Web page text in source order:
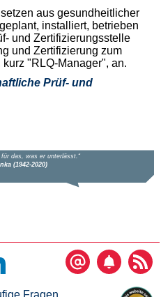
aus gesundheitlicher
installiert, betrieben
und Zertifizierungsstelle
und Zertifizierung zum
"RLQ-Manager", an.
Prüf- und
Fragen